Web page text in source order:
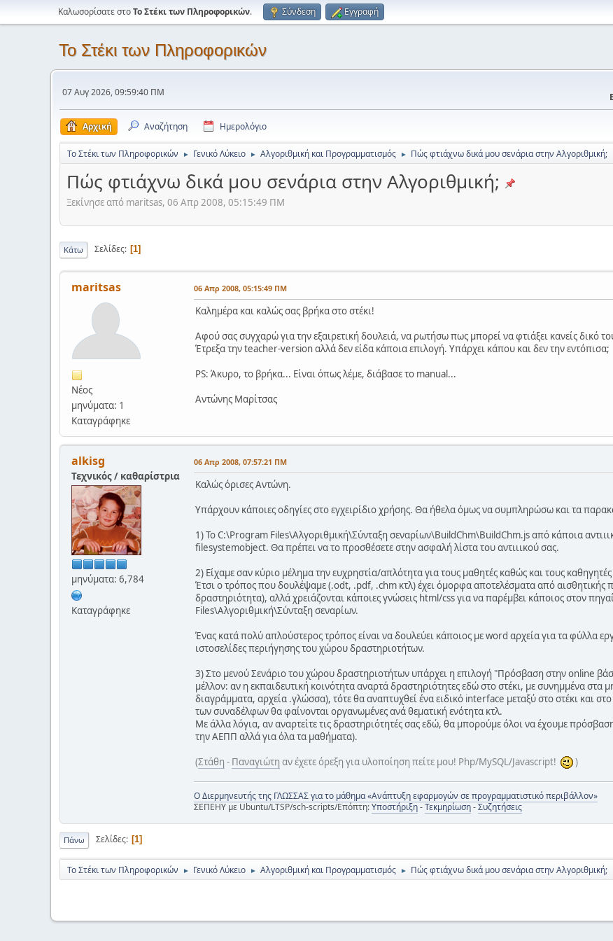
Καλωσορίσατε στοΤο Στέκι των Πληροφορικών. Σύνδεση Εγγραφή
Το Στέκι των Πληροφορικών
07 Αυγ 2026, 09:59:40 ΠΜ
Αρχική Αναζήτηση Ημερολόγιο
Το Στέκι των Πληροφορικών ► Γενικό Λύκειο ► Αλγοριθμική και Προγραμματισμός ► Πώς φτιάχνω δικά μου σενάρια στην Αλγοριθμική;
Πώς φτιάχνω δικά μου σενάρια στην Αλγοριθμική;
Ξεκίνησε από maritsas, 06 Απρ 2008, 05:15:49 ΠΜ
Κάτω Σελίδες 1
maritsas
Νέος
μηνύματα: 1
Καταγράφηκε
06 Απρ 2008, 05:15:49 ΠΜ
Καλημέρα και καλώς σας βρήκα στο στέκι!
Αφού σας συγχαρώ για την εξαιρετική δουλειά, να ρωτήσω πως μπορεί να φτιάξει κανείς δικό
Έτρεξα την teacher-version αλλά δεν είδα κάποια επιλογή. Υπάρχει κάπου και δεν την εντόπισα;
PS: Άκυρο, το βρήκα... Είναι όπως λέμε, διάβασε το manual...
Αντώνης Μαρίτσας
alkisg
Τεχνικός / καθαρίστρια
μηνύματα: 6,784
Καταγράφηκε
06 Απρ 2008, 07:57:21 ΠΜ
Καλώς όρισες Αντώνη.
Υπάρχουν κάποιες οδηγίες στο εγχειρίδιο χρήσης. Θα ήθελα όμως να συμπληρώσω και τα
1) Το C:\Program Files\Αλγοριθμική\Σύνταξη σεναρίων\BuildChm\BuildChm.js από κάποια
filesystemobject. Θα πρέπει να το προσθέσετε στην ασφαλή λίστα του αντιιικού σας.
2) Είχαμε σαν κύριο μέλημα την ευχρηστία/απλότητα για τους μαθητές καθώς και τους
Έτσι ο τρόπος που δουλέψαμε (.odt, .pdf, .chm κτλ) έχει όμορφα αποτελέσματα από αισθητικής
δραστηριότητα), αλλά χρειάζονται κάποιες γνώσεις html/css για να παρέμβει κάποιος στον
Files\Αλγοριθμική\Σύνταξη σεναρίων.
Ένας κατά πολύ απλούστερος τρόπος είναι να δουλεύει κάποιος με word αρχεία για τα φύλλα
ιστοσελίδες περιήγησης του χώρου δραστηριοτήτων.
3) Στο μενού Σενάριο του χώρου δραστηριοτήτων υπάρχει η επιλογή "Πρόσβαση στην online
μέλλον: αν η εκπαιδευτική κοινότητα αναρτά δραστηριότητες εδώ στο στέκι, με συνημμένα
διαγράμματα, αρχεία .γλώσσα), τότε θα αναπτυχθεί ένα ειδικό interface μεταξύ στο στέκι και
των συναδέλφων θα φαίνονται οργανωμένες ανά θεματική ενότητα κτλ.
Με άλλα λόγια, αν αναρτείτε τις δραστηριότητές σας εδώ, θα μπορούμε όλοι να έχουμε
την ΑΕΠΠ αλλά για όλα τα μαθήματα).
(Στάθη - Παναγιώτη αν έχετε όρεξη για υλοποίηση πείτε μου! Php/MySQL/Javascript! )
Ο Διερμηνευτής της ΓΛΩΣΣΑΣ για το μάθημα «Ανάπτυξη εφαρμογών σε προγραμματιστικό περιβάλλον»
ΣΕΠΕΗΥ με Ubuntu/LTSP/sch-scripts/Επόπτη:Υποστήριξη-Τεκμηρίωση-Συζητήσεις
Πάνω Σελίδες 1
Το Στέκι των Πληροφορικών ► Γενικό Λύκειο ► Αλγοριθμική και Προγραμματισμός ► Πώς φτιάχνω δικά μου σενάρια στην Αλγοριθμική;